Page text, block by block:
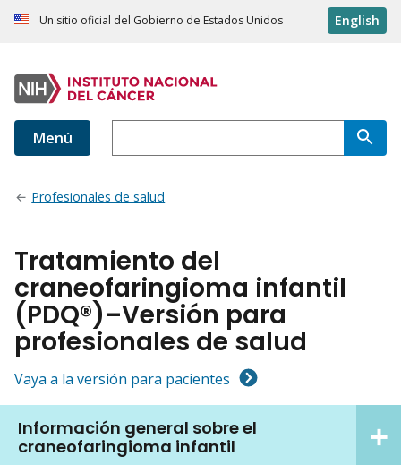
Un sitio oficial del Gobierno de Estados Unidos English
Menú
Profesionales de salud
Tratamiento del
craneofaringioma infantil
(PDQ®)–Versión para
profesionales de salud
Vaya a la versión para pacientes
Información general sobre el
craneofaringioma infantil